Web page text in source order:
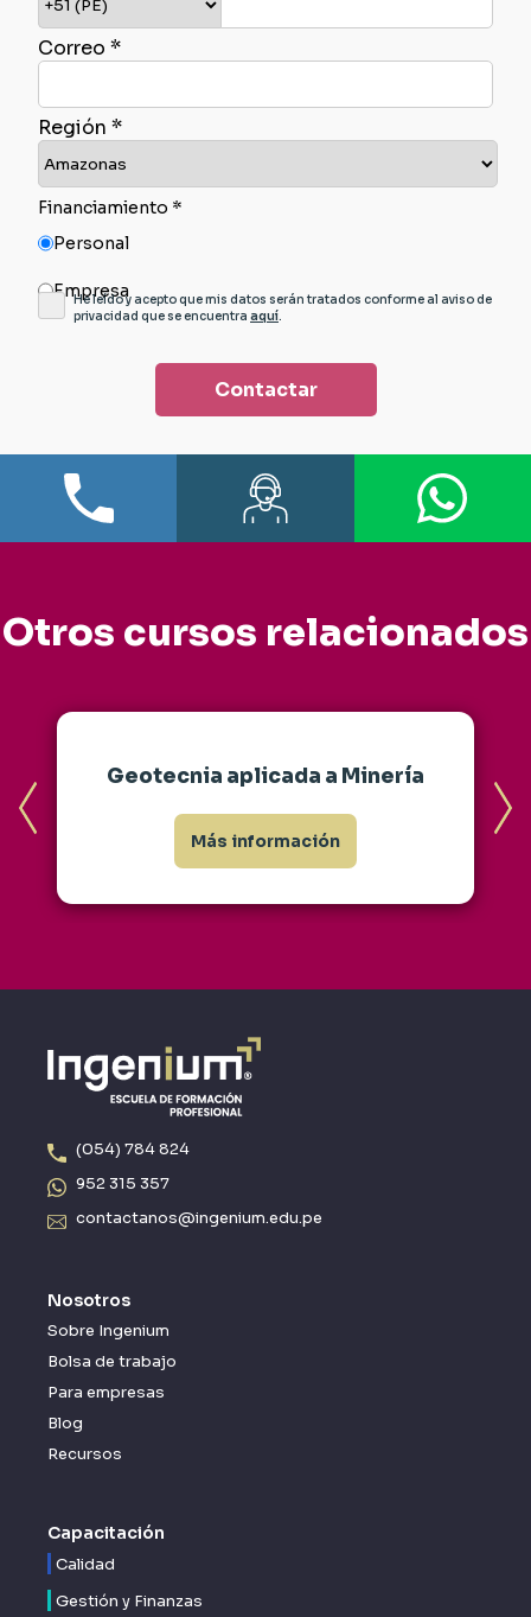
Correo *
Región *
Financiamiento *
Personal
Empresa
He leído y acepto que mis datos serán tratados conforme al aviso de
privacidad que se encuentra aquí.
Contactar
Otros cursos relacionados
Geotecnia aplicada a Minería
Más información
(054) 784 824
952 315 357
contactanos@ingenium.edu.pe
Nosotros
Sobre Ingenium
Bolsa de trabajo
Para empresas
Blog
Recursos
Capacitación
Calidad
Gestión y Finanzas